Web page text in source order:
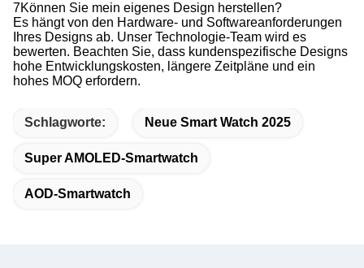
7Können Sie mein eigenes Design herstellen?
Es hängt von den Hardware- und Softwareanforderungen
Ihres Designs ab. Unser Technologie-Team wird es
bewerten. Beachten Sie, dass kundenspezifische Designs
hohe Entwicklungskosten, längere Zeitpläne und ein
hohes MOQ erfordern.
Schlagworte: Neue Smart Watch 2025
Super AMOLED-Smartwatch
AOD-Smartwatch